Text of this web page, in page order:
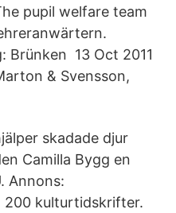
pupil welfare team
Brünken 13 Oct 2011
& Svensson,
skadade djur
Camilla Bygg en
Annons:
200 kulturtidskrifter.